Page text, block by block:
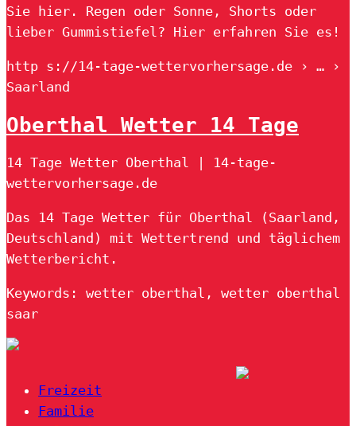
Sie hier. Regen oder Sonne, Shorts oder
lieber Gummistiefel? Hier erfahren Sie es!
http s://14-tage-wettervorhersage.de › … ›
Saarland
Oberthal Wetter 14 Tage
14 Tage Wetter Oberthal | 14-tage-
wettervorhersage.de
Das 14 Tage Wetter für Oberthal (Saarland,
Deutschland) mit Wettertrend und täglichem
Wetterbericht.
Keywords: wetter oberthal, wetter oberthal
saar
Freizeit
Familie